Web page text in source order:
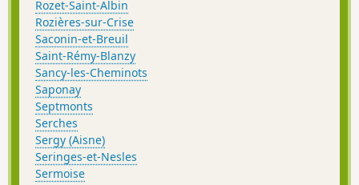
Rozet-Saint-Albin
Rozières-sur-Crise
Saconin-et-Breuil
Saint-Rémy-Blanzy
Sancy-les-Cheminots
Saponay
Septmonts
Serches
Sergy (Aisne)
Seringes-et-Nesles
Sermoise